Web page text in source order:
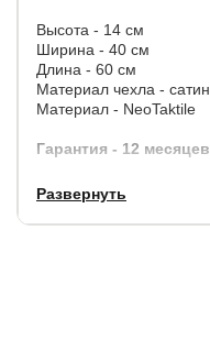
Высота - 14 см
Ширина - 40 см
Длина - 60 см
Материал чехла - сатин
Материал - NeoTaktile
Гарантия - 12 месяцев
Развернуть